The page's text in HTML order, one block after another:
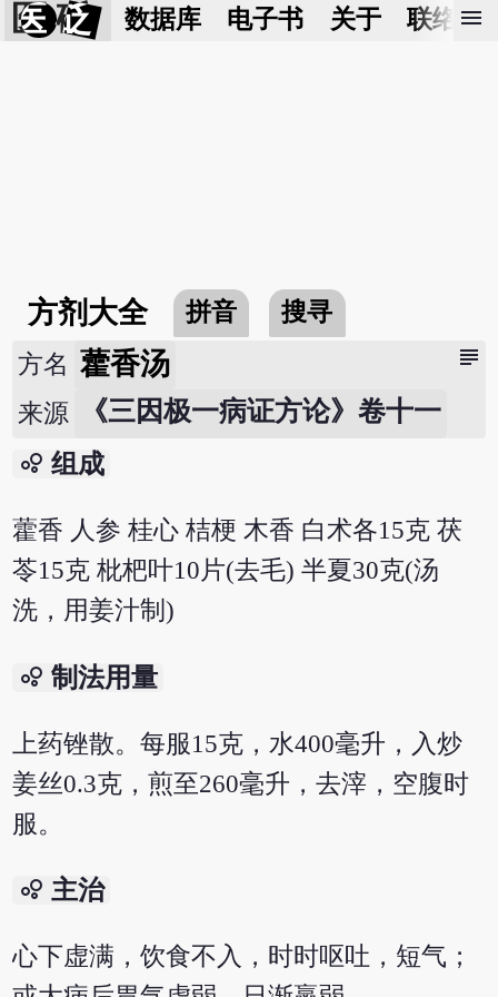
医 砭 数据库 电子书 关于 联络我
menu
方剂大全 拼音 搜寻
subject
方名 藿香汤
来源 《三因极一病证方论》卷十一
bubble_chart 组成
藿香 人参 桂心 桔梗 木香 白术各15克 茯
苓15克 枇杷叶10片(去毛) 半夏30克(汤
洗，用姜汁制)
bubble_chart 制法用量
上药锉散。每服15克，水400毫升，入炒
姜丝0.3克，煎至260毫升，去滓，空腹时
服。
bubble_chart 主治
心下虚满，饮食不入，时时呕吐，短气；